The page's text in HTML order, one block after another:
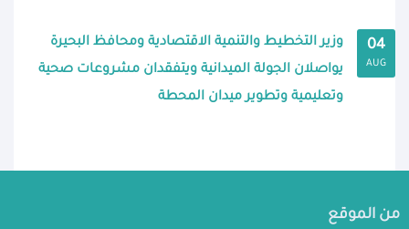
04
AUG
وزير التخطيط والتنمية الاقتصادية ومحافظ البحيرة
يواصلان الجولة الميدانية ويتفقدان مشروعات صحية
وتعليمية وتطوير ميدان المحطة
من الموقع